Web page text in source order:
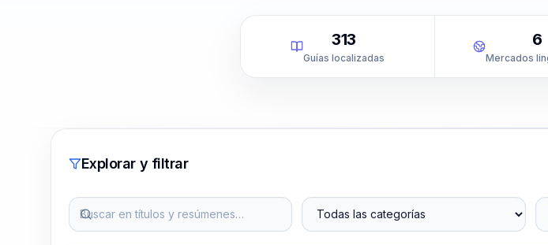
313
Guías localizadas
6
Mercados
Explorar y filtrar
Buscar en títulos y resúmenes… Todas las categorías